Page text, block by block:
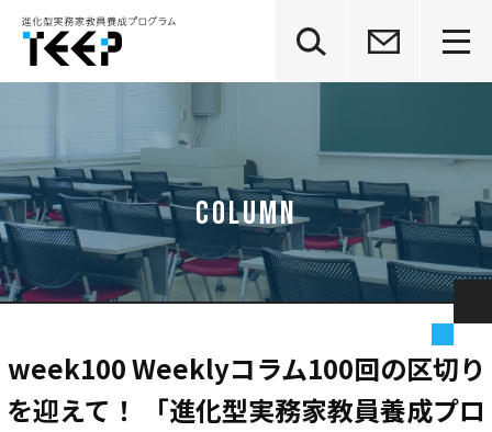
ビ
ゲ
ー
シ
ョ
ゲ
ー
シ
ョ
ン
week100 Weeklyコラム100回の区切り
を迎えて！ 「進化型実務家教員養成プロ